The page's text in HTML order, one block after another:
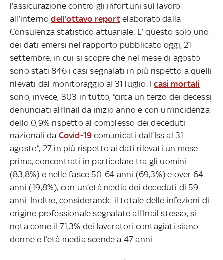
l'assicurazione contro gli infortuni sul lavoro
all’internodell’ottavo report elaborato dalla
Consulenza statistico attuariale. E’ questo solo uno
dei dati emersi nel rapporto pubblicato oggi, 21
settembre, in cui si scopre che nel mese di agosto
sono stati 846 i casi segnalati in più rispetto a quelli
rilevati dal monitoraggio al 31 luglio. Icasi mortali
sono, invece, 303 in tutto, “circa un terzo dei decessi
denunciati all’Inail da inizio anno e con un’incidenza
dello 0,9% rispetto al complesso dei deceduti
nazionali da Covid-19 comunicati dall’Iss al 31
agosto”, 27 in più rispetto ai dati rilevati un mese
prima, concentrati in particolare tra gli uomini
(83,8%) e nelle fasce 50-64 anni (69,3%) e over 64
anni (19,8%), con un’età media dei deceduti di 59
anni. Inoltre, considerando il totale delle infezioni di
origine professionale segnalate all’Inail stesso, si
nota come il 71,3% dei lavoratori contagiati siano
donne e l’età media scende a 47 anni.